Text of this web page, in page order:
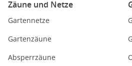
Zäune und Netze
Gartennetze
Gartenzäune
Absperrzäune